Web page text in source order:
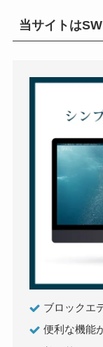
当サイトは
ブロックエ
便利な機能